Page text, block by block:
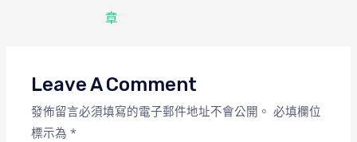
章
Leave A Comment
發佈留言必須填寫的電子郵件地址不會公開。 必填欄位
標示為*